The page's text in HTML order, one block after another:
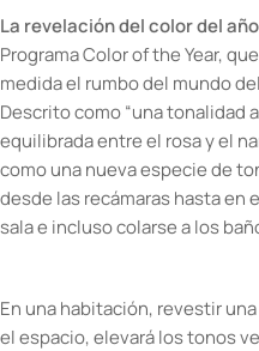
La revelación del color del
Programa Color of the Year,
medida el rumbo del mundo
Descrito como “una tonalidad
equilibrada entre el rosa y el
como una nueva especie de
desde las recámaras hasta en
sala e incluso colarse a los
En una habitación, revestir
el espacio, elevará los tonos